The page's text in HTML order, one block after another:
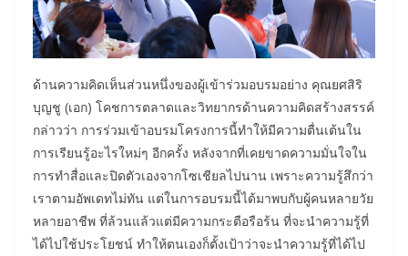
ด้านความคิดเห็นส่วนหนึ่งของผู้เข้าร่วมอบรมอย่าง คุณยศสิริ
บุญชู (เอก) โคชการตลาดและวิทยากรด้านความคิดสร้างสรรค์
กล่าวว่า การร่วมเข้าอบรมโครงการนี้ทำให้มีความตื่นเต้นใน
การเรียนรู้อะไรใหม่ๆ อีกครั้ง หลังจากที่เคยขาดความมั่นใจใน
การทำสื่อและปิดตัวเองจากโซเชียลไปนาน เพราะความรู้สึกว่า
เราตามอัพเดทไม่ทัน แต่ในการอบรมนี้ได้มาพบกับผู้คนหลายวัย
หลายอาชีพ ที่ล้วนแล้วแต่มีความกระตือรือร้น ที่จะนำความรู้ที่
ได้ไปใช้ประโยชน์ ทำให้ตนเองก็ตั้งเป้าว่าจะนำความรู้ที่ได้ไป